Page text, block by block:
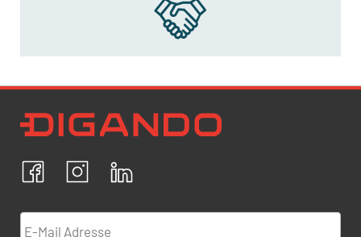
FacebookInstagram
Ich bestätige, dass ich die
Datenschutzrichtlinien
personenbezogenen Daten einverstanden.
E-Mail Adresse